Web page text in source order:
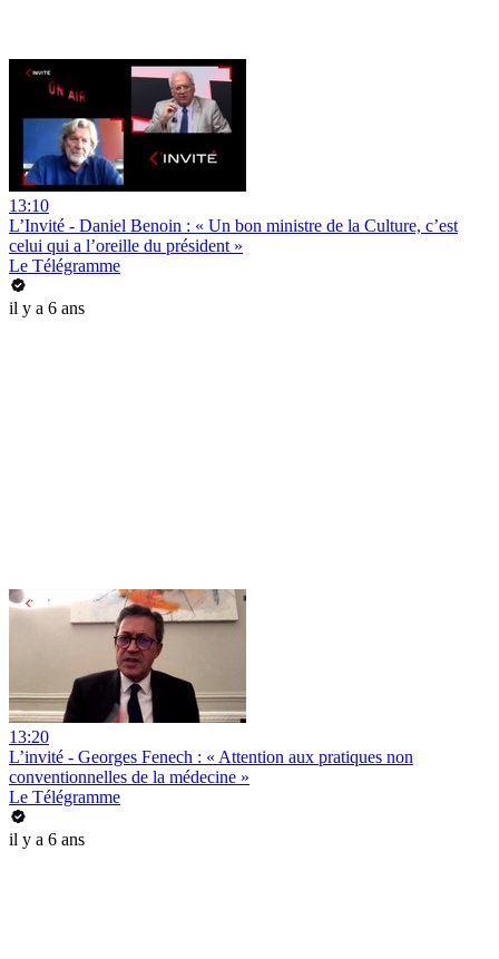
13:10
L’Invité - Daniel Benoin : « Un bon ministre de la Culture, c’est
celui qui a l’oreille du président »
Le Télégramme
il y a 6 ans
13:20
L’invité - Georges Fenech : « Attention aux pratiques non
conventionnelles de la médecine »
Le Télégramme
il y a 6 ans